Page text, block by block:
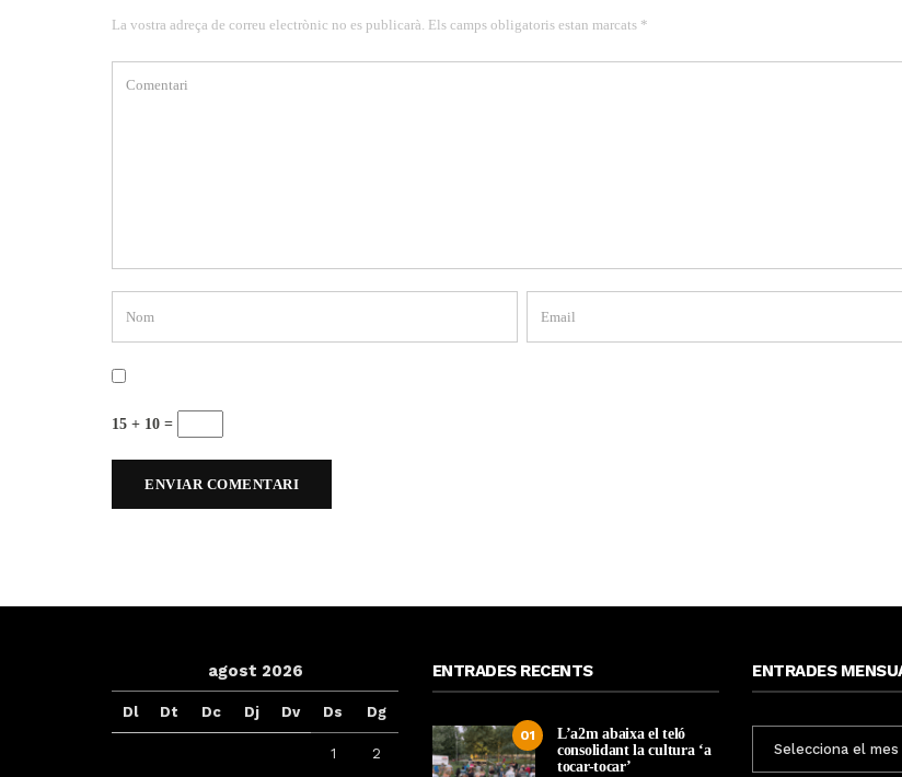
La vostra adreça de correu electrònic no es publicarà. Els camps obligatoris estan marcats *
15 + 10 =
agost 2026
Dl Dt Dc Dj Dv Ds Dg
1 2
ENTRADES RECENTS
01
L’a2m abaixa el teló
consolidant la cultura ‘a
tocar-tocar’
ENTRADES
MENSUALS